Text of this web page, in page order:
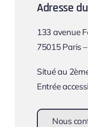
Adresse
133 avenue
75015 Paris
Situé au
Entrée
Nous